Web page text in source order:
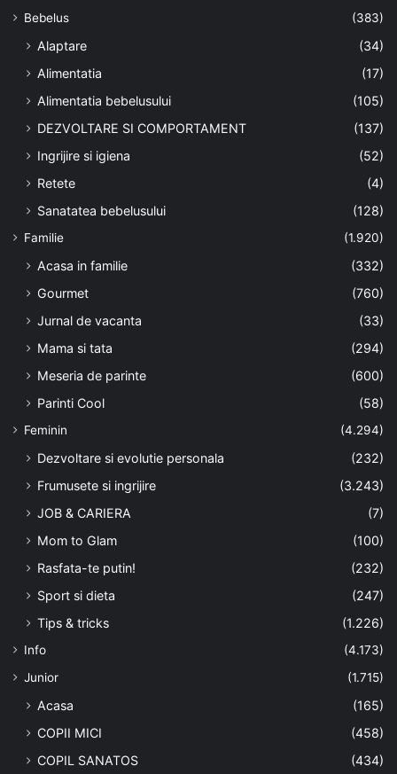
Bebelus (383)
Alaptare
(34)
Alimentatia
(17)
Alimentatia bebelusului
(105)
DEZVOLTARE SI COMPORTAMENT
(137)
Ingrijire si igiena
(52)
Retete
(4)
Sanatatea bebelusului
(128)
Familie (1.920)
Acasa in familie
(332)
Gourmet
(760)
Jurnal de vacanta
(33)
Mama si tata
(294)
Meseria de parinte
(600)
Parinti Cool
(58)
Feminin (4.294)
Dezvoltare si evolutie personala
(232)
Frumusete si ingrijire
(3.243)
JOB & CARIERA
(7)
Mom to Glam
(100)
Rasfata-te putin!
(232)
Sport si dieta
(247)
Tips & tricks
(1.226)
Info
(4.173)
Junior
(1.715)
Acasa
(165)
COPII MICI
(458)
COPIL SANATOS
(434)